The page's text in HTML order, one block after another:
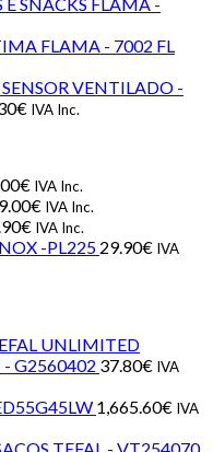
FLAMA - 7002 FL
VENTILADO -
€ IVA Inc.
€ IVA Inc.
€ IVA Inc.
€ IVA Inc.
-PL225 29.90€ IVA
UNLIMITED
G2560402 37.80€ IVA
1,665.60€ IVA